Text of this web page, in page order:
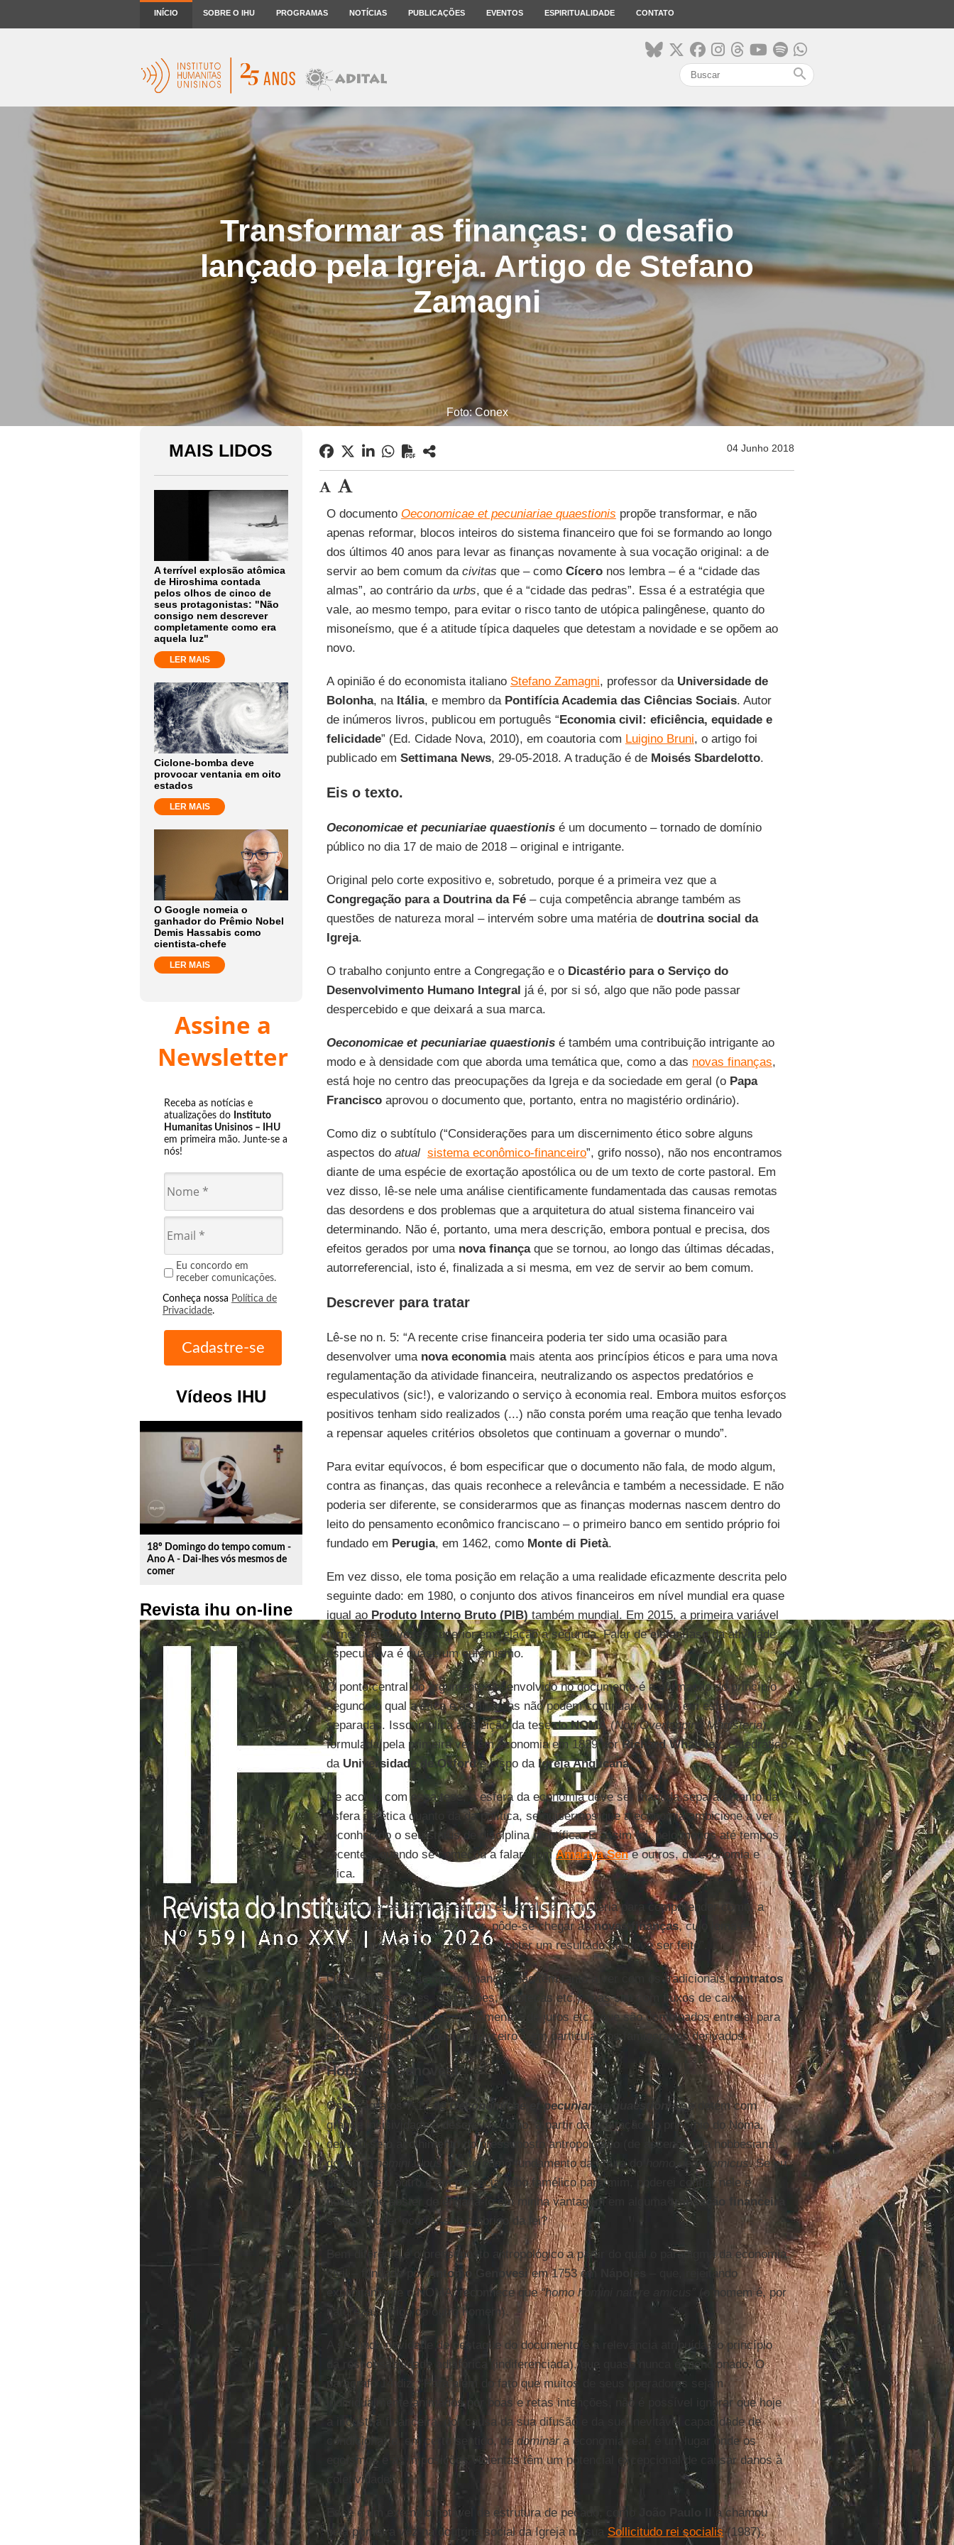
INÍCIO SOBRE O IHU PROGRAMAS NOTÍCIAS PUBLICAÇÕES EVENTOS ESPIRITUALIDADE CONTATO
search
Transformar as finanças: o desafio
lançado pela Igreja. Artigo de Stefano
Zamagni
Foto: Conex
MAIS LIDOS
A terrível explosão atômica
de Hiroshima contada
pelos olhos de cinco de
seus protagonistas: "Não
consigo nem descrever
completamente como era
aquela luz"
LER MAIS
Ciclone-bomba deve
provocar ventania em oito
estados
LER MAIS
O Google nomeia o
ganhador do Prêmio Nobel
Demis Hassabis como
cientista-chefe
LER MAIS
Assine a
Newsletter
Receba as notícias e
atualizações do Instituto
Humanitas Unisinos – IHU
em primeira mão. Junte-se a
nós!
Eu concordo em
receber comunicações.
Conheça nossa Política de
Privacidade.
Vídeos IHU
play_circle_outline
18º Domingo do tempo comum -
Ano A - Dai-lhes vós mesmos de
comer
Revista ihu on-line
04 Junho 2018
O documento Oeconomicae et pecuniariae quaestionis propõe transformar, e não
apenas reformar, blocos inteiros do sistema financeiro que foi se formando ao longo
dos últimos 40 anos para levar as finanças novamente à sua vocação original: a de
servir ao bem comum da civitas que – como Cíceronos lembra – é a “cidade das
almas”, ao contrário da urbs, que é a “cidade das pedras”. Essa é a estratégia que
vale, ao mesmo tempo, para evitar o risco tanto de utópica palingênese, quanto do
misoneísmo, que é a atitude típica daqueles que detestam a novidade e se opõem ao
novo.
A opinião é do economista italiano Stefano Zamagni, professor da Universidade de
Bolonha, na Itália, e membro da Pontifícia Academia das Ciências Sociais. Autor
de inúmeros livros, publicou em português “Economia civil: eficiência, equidade e
felicidade” (Ed. Cidade Nova, 2010), em coautoria com Luigino Bruni, o artigo foi
publicado em Settimana News, 29-05-2018. A tradução é de Moisés Sbardelotto.
Eis o texto.
Oeconomicae et pecuniariae quaestionisé um documento – tornado de domínio
público no dia 17 de maio de 2018 – original e intrigante.
Original pelo corte expositivo e, sobretudo, porque é a primeira vez que a
Congregação para a Doutrina da Fé– cuja competência abrange também as
questões de natureza moral – intervém sobre uma matéria de doutrina social da
Igreja.
O trabalho conjunto entre a Congregação e o Dicastério para o Serviço do
Desenvolvimento Humano Integral já é, por si só, algo que não pode passar
despercebido e que deixará a sua marca.
Oeconomicae et pecuniariae quaestionis é também uma contribuição intrigante ao
modo e à densidade com que aborda uma temática que, como a das novas finanças,
está hoje no centro das preocupações da Igreja e da sociedade em geral (o Papa
Franciscoaprovou o documento que, portanto, entra no magistério ordinário).
Como diz o subtítulo (“Considerações para um discernimento ético sobre alguns
aspectos do atual sistema econômico-financeiro”, grifo nosso), não nos encontramos
diante de uma espécie de exortação apostólica ou de um texto de corte pastoral. Em
vez disso, lê-se nele uma análise cientificamente fundamentada das causas remotas
das desordens e dos problemas que a arquitetura do atual sistema financeiro vai
determinando. Não é, portanto, uma mera descrição, embora pontual e precisa, dos
efeitos gerados por uma nova finançaque se tornou, ao longo das últimas décadas,
autorreferencial, isto é, finalizada a si mesma, em vez de servir ao bem comum.
Descrever para tratar
Lê-se no n. 5: “A recente crise financeira poderia ter sido uma ocasião para
desenvolver uma nova economiamais atenta aos princípios éticos e para uma nova
regulamentação da atividade financeira, neutralizando os aspectos predatórios e
especulativos (sic!), e valorizando o serviço à economia real. Embora muitos esforços
positivos tenham sido realizados (...) não consta porém uma reação que tenha levado
a repensar aqueles critérios obsoletos que continuam a governar o mundo”.
Para evitar equívocos, é bom especificar que o documento não fala, de modo algum,
contra as finanças, das quais reconhece a relevância e também a necessidade. E não
poderia ser diferente, se considerarmos que as finanças modernas nascem dentro do
leito do pensamento econômico franciscano – o primeiro banco em sentido próprio foi
fundado em Perugia, em 1462, como Monte di Pietà.
Em vez disso, ele toma posição em relação a uma realidade eficazmente descrita pelo
seguinte dado: em 1980, o conjunto dos ativos financeiros em nível mundial era quase
igual ao Produto Interno Bruto (PIB) também mundial. Em 2015, a primeira variável
tornou-se 12 vezes superior em relação à segunda. Falar de elefantíase da atividade
especulativa é quase um eufemismo.
O ponto central do argumento desenvolvido no documento é a afirmação do princípio
segundo o qual a ética e as finanças não podem continuar vivendo em esferas
separadas. Isso implica a rejeição da tese doNOMA(Non Overlapping Magisteria),
formulada pela primeira vez em economia em 1829 porRichard Whateley, catedrático
da Universidade de Oxforde bispo da Igreja Anglicana.
De acordo com essa tese, a esfera da economia deve ser mantida separada tanto da
esfera da ética quanto da da política, se quisermos que a economia ambicione a ver
reconhecido o seu status de disciplina científica. E assim foi, pelo menos até tempos
recentes, quando se começou a falar, comAmartya Sene outros, de economia e
ética.
Não há necessidade de ser um especialista na matéria para compreender como, a
partir de tal premissa de valor, pôde-se chegar àsnovas finanças, cujo lema é:
“Aquilo que é possível fazer para obter um resultado útil deve ser feito”.
Observe-se que as novas finanças não têm tanto a ver com os tradicionaiscontratos
financeiros(ações, obrigações, hipotecas etc.), mas sim com fluxos de caixa
(alimentados por lucros, pagamentos de juros etc.) que são combinados entre si para
criar cada tipo de produto financeiro – em particular, os famigerados derivados.
Hobbes – Genovesi
Os parágrafos 7-12 deOeconomicae et pecuniariae quaestionisse detém com
grande incisividade a descrever como, a partir da aceitação do princípio do Noma,
derivou-se o acolhimento do pressuposto antropológico (de ascendência hobbesiana)
dohomo homini lupus , posto como fundamento da figura do homo oeconomicus. Se eu
penso que o outro é um potencial lobo famélico para mim, poderei confiar nele e
poderei me abster de enganá-lo em minha vantagem em alguma
transação financeira
se isso puder ocorrer sob o abrigo da lei?
Bem diferente é o pressuposto antropológico a partir do qual o paradigma da economia
civil – fundado porAntonio Genovesiem 1753 em
– que, rejeitando
explicitamente o NOMA, reconhece que“homo homini nature amicus”
(o homem é, por
natureza, amigo do outro homem).
A segunda novidade de destaque do documento é a relevância atribuída ao princípio
da responsabilidade adiafórica (indiferenciada), que quase nunca é mencionado. O
parágrafo 14 diz: “Para além do fato que muitos de seus operadores sejam
individualmente animados por boas e retas intenções, não é possível ignorar que hoje
a indústria financeira, por causa da sua difusão e da sua inevitável capacidade de
condicionar e, em certo sentido, dedominara economia real, é um lugar onde os
egoísmos e as imposições violentas têm um potencial excepcional de causar danos à
coletividade”.
Esse é um exemplo notável de estrutura de pecado, como
a chamou
pela primeira vez na doutrina social da Igreja na sua Sollicitudo rei socialis(1987).